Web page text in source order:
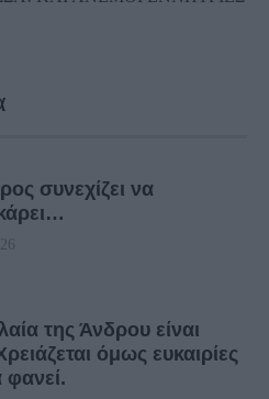
συνεχίζει να
της Άνδρου είναι
όμως ευκαιρίες
φανεί.